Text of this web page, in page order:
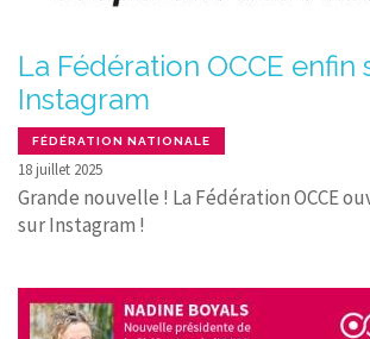
La Fédération OCCE enfin
Instagram
FÉDÉRATION NATIONALE
18 juillet 2025
Grande nouvelle ! La Fédération OCCE
sur Instagram !